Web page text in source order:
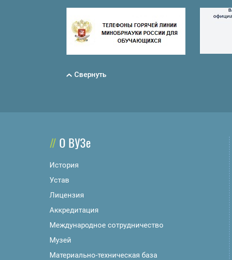
Свернуть
О ВУЗе
История
Устав
Лицензия
Аккредитация
Международное сотрудничество
Музей
Материально-техническая база